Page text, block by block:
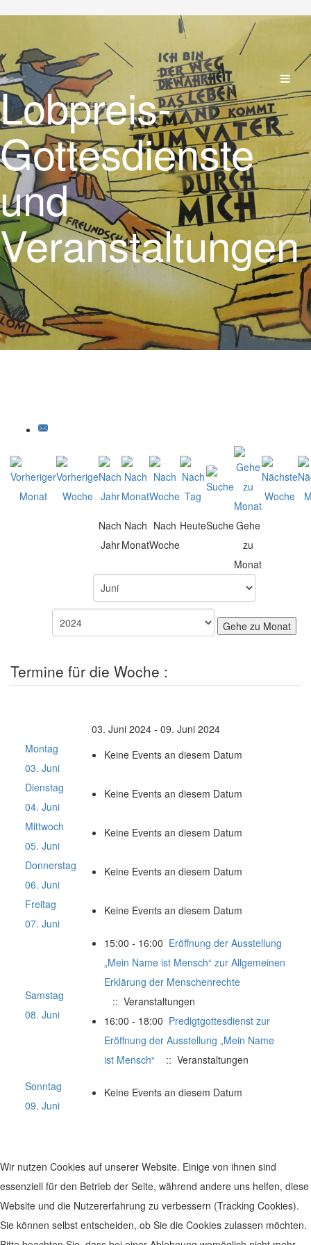
Lobpreis-
Gottesdienste
und
Veranstaltungen
Nach
Jahr
Nach
Monat
Nach
Woche
HeuteSucheGehe
zu
Monat
Gehe zu Monat
Termine für die Woche :
03. Juni 2024 - 09. Juni 2024
Montag
03. Juni
Keine Events an diesem Datum
Dienstag
04. Juni
Keine Events an diesem Datum
Mittwoch
05. Juni
Keine Events an diesem Datum
Donnerstag
06. Juni
Keine Events an diesem Datum
Freitag
07. Juni
Keine Events an diesem Datum
Samstag
08. Juni
15:00 - 16:00 Eröffnung der Ausstellung
„Mein Name ist Mensch“ zur Allgemeinen
Erklärung der Menschenrechte
:: Veranstaltungen
16:00 - 18:00 Predigtgottesdienst zur
Eröffnung der Ausstellung „Mein Name
ist Mensch“
:: Veranstaltungen
Sonntag
09. Juni
Keine Events an diesem Datum
Wir nutzen Cookies auf unserer Website. Einige von ihnen sind
essenziell für den Betrieb der Seite, während andere uns helfen, diese
Website und die Nutzererfahrung zu verbessern (Tracking Cookies).
Sie können selbst entscheiden, ob Sie die Cookies zulassen möchten.